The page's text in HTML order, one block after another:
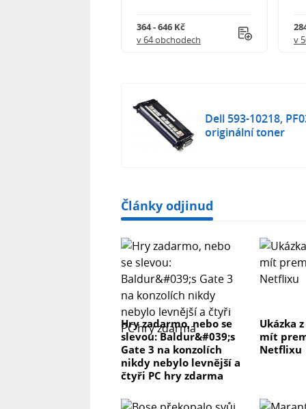
364 - 646 Kč
v 64 obchodech
v
Dell 593-10218,
originální toner
Články odjinud
Hry zadarmo, nebo se
slevou: Baldur&#039;s
Gate 3 na konzolích
nikdy nebylo levnější a
čtyři PC hry zdarma
Ukázka
mít
Netflixu